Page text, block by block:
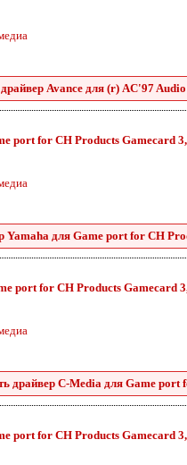
Avance для (r) AC'97
port for CH Products Gamecard
Yamaha для Game port for CH
port for CH Products Gamecard
драйвер C-Media для Game
port for CH Products Gamecard